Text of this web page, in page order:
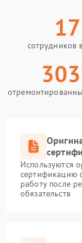
17
сотрудников
Используются
сертификацию
работу после
обязательств